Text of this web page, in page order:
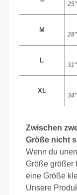
25"
M
28"
L
31"
XL
34"
Zwischen
Größe nicht
Wenn du
Größe größer
eine Größe
Unsere